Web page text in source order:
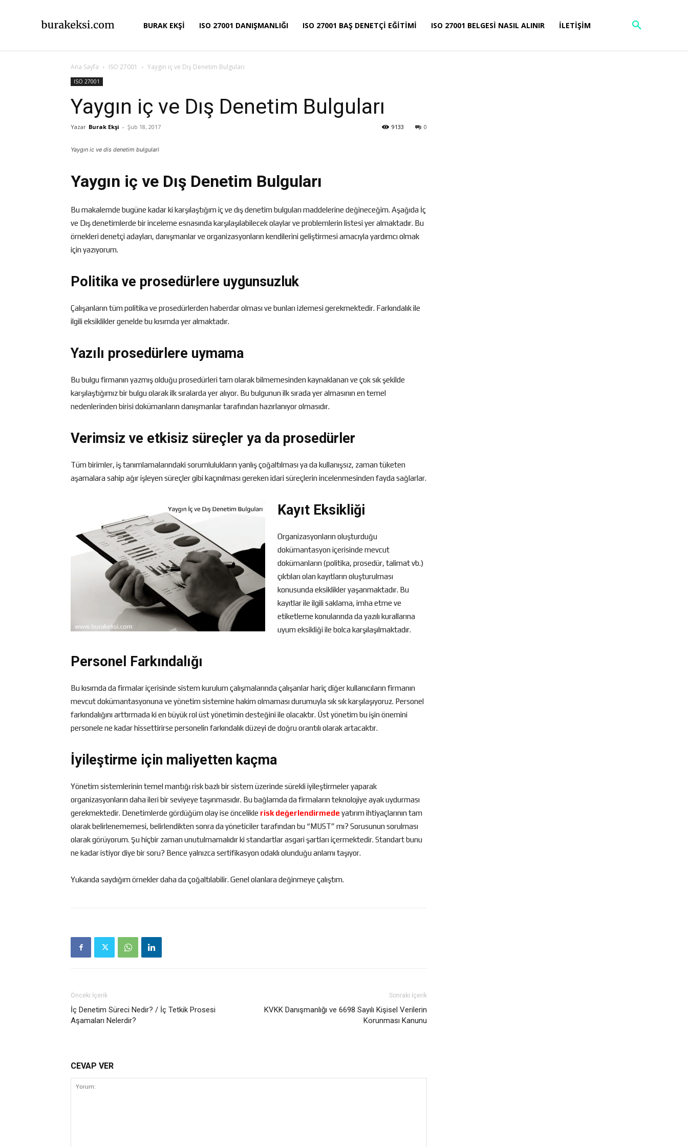
BURAK EKŞİ ISO 27001 DANIŞMANLIĞI ISO 27001 BAŞ DENETÇI EĞITIMI ISO 27001 BELGESI NASIL ALINIR İLETIŞIM
Ana Sayfa ISO 27001 Yaygın iç ve Dış Denetim Bulguları
ISO 27001
Yaygın iç ve Dış Denetim Bulguları
Yazar Burak Ekşi - Şub 18, 2017 0
9133
Yaygın ic ve dis denetim bulgulari
Yaygın iç ve Dış Denetim Bulguları
Bu makalemde bugüne kadar ki karşılaştığım iç ve dış denetim bulguları maddelerine değineceğim. Aşağıda İç
ve Dış denetimlerde bir inceleme esnasında karşılaşılabilecek olaylar ve problemlerin listesi yer almaktadır. Bu
örnekleri denetçi adayları, danışmanlar ve organizasyonların kendilerini geliştirmesi amacıyla yardımcı olmak
için yazıyorum.
Politika ve prosedürlere uygunsuzluk
Çalışanların tüm politika ve prosedürlerden haberdar olması ve bunları izlemesi gerekmektedir. Farkındalık ile
ilgili eksiklikler genelde bu kısımda yer almaktadır.
Yazılı prosedürlere uymama
Bu bulgu firmanın yazmış olduğu prosedürleri tam olarak bilmemesinden kaynaklanan ve çok sık şekilde
karşılaştığımız bir bulgu olarak ilk sıralarda yer alıyor. Bu bulgunun ilk sırada yer almasının en temel
nedenlerinden birisi dokümanların danışmanlar tarafından hazırlanıyor olmasıdır.
Verimsiz ve etkisiz süreçler ya da prosedürler
Tüm birimler, iş tanımlamalarındaki sorumlulukların yanlış çoğaltılması ya da kullanışsız, zaman tüketen
aşamalara sahip ağır işleyen süreçler gibi kaçınılması gereken idari süreçlerin incelenmesinden fayda sağlarlar.
Kayıt Eksikliği
Organizasyonların oluşturduğu
dokümantasyon içerisinde mevcut
dokümanların (politika, prosedür, talimat vb.)
çıktıları olan kayıtların oluşturulması
konusunda eksiklikler yaşanmaktadır. Bu
kayıtlar ile ilgili saklama, imha etme ve
etiketleme konularında da yazılı kurallarına
uyum eksikliği ile bolca karşılaşılmaktadır.
Personel Farkındalığı
Bu kısımda da firmalar içerisinde sistem kurulum çalışmalarında çalışanlar hariç diğer kullanıcıların firmanın
mevcut dokümantasyonuna ve yönetim sistemine hakim olmaması durumuyla sık sık karşılaşıyoruz. Personel
farkındalığını arttırmada ki en büyük rol üst yönetimin desteğini ile olacaktır. Üst yönetim bu işin önemini
personele ne kadar hissettirirse personelin farkındalık düzeyi de doğru orantılı olarak artacaktır.
İyileştirme için maliyetten kaçma
Yönetim sistemlerinin temel mantığı risk bazlı bir sistem üzerinde sürekli iyileştirmeler yaparak
organizasyonların daha ileri bir seviyeye taşınmasıdır. Bu bağlamda da firmaların teknolojiye ayak uydurması
gerekmektedir. Denetimlerde gördüğüm olay ise öncelikle risk değerlendirmede yatırım ihtiyaçlarının tam
olarak belirlenememesi, belirlendikten sonra da yöneticiler tarafından bu “MUST” mı? Sorusunun sorulması
olarak görüyorum. Şu hiçbir zaman unutulmamalıdır ki standartlar asgari şartları içermektedir. Standart bunu
ne kadar istiyor diye bir soru? Bence yalnızca sertifikasyon odaklı olunduğu anlamı taşıyor.
Yukarıda saydığım örnekler daha da çoğaltılabilir. Genel olanlara değinmeye çalıştım.
Önceki İçerik
İç Denetim Süreci Nedir? / İç Tetkik Prosesi
Aşamaları Nelerdir?
Sonraki İçerik
KVKK Danışmanlığı ve 6698 Sayılı Kişisel Verilerin
Korunması Kanunu
CEVAP VER